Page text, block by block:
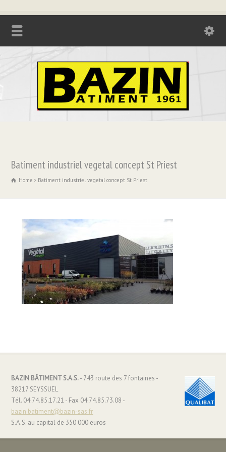
Batiment industriel vegetal concept St Priest
Home Batiment industriel vegetal concept St Priest
BAZIN BÂTIMENT S.A.S.- 743 route des 7 fontaines -
38217 SEYSSUEL
Tél. 04.74.85.17.21 - Fax 04.74.85.73.08 -
bazin.batiment@bazin-sas.fr
S.A.S. au capital de 350 000 euros